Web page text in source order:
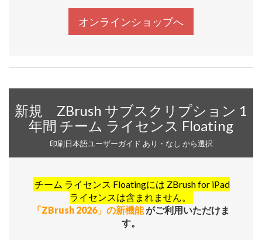
オンラインショップへ
新規 ZBrush サブスクリプション 1
年間 チーム ライセンス Floating
印刷日本語ユーザーガイド あり・なし から選択
チーム ライセンス Floatingには ZBrush for iPad
ライセンスは含まれません。
「ZBrush 2026」の新機能がご利用いただけま
す。